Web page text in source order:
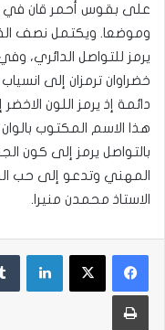
على بقوس أحمر قان في
وموضعا. ويكتمل نصف
يرمز للتواصل
خضراوان ترمزان إلى
دائمة إذ يرمز اللون
هذا الاسم المكتوب
بالتواصل يرمز إلى كون
المهني وتدعو إلى حب
الاستاذ محمدن منيرا.
طباعة